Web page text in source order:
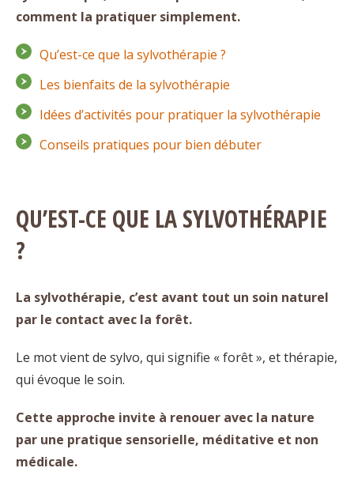
comment la pratiquer simplement.
Qu’est-ce que la sylvothérapie ?
Les bienfaits de la sylvothérapie
Idées d’activités pour pratiquer la sylvothérapie
Conseils pratiques pour bien débuter
QU’EST-CE QUE LA SYLVOTHÉRAPIE
?
La sylvothérapie, c’est avant tout un soin naturel
par le contact avec la forêt.
Le mot vient de sylvo, qui signifie « forêt », et thérapie,
qui évoque le soin.
Cette approche invite à renouer avec la nature
par une pratique sensorielle, méditative et non
médicale.